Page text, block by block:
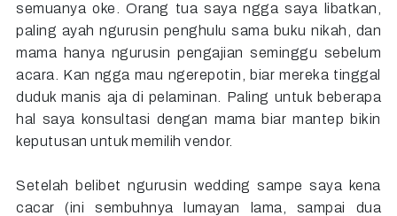
semuanya oke. Orang tua saya ngga saya libatkan,
paling ayah ngurusin penghulu sama buku nikah, dan
mama hanya ngurusin pengajian seminggu sebelum
acara. Kan ngga mau ngerepotin, biar mereka tinggal
duduk manis aja di pelaminan. Paling untuk beberapa
hal saya konsultasi dengan mama biar mantep bikin
keputusan untuk memilih vendor.
Setelah belibet ngurusin wedding sampe saya kena
cacar (ini sembuhnya lumayan lama, sampai dua